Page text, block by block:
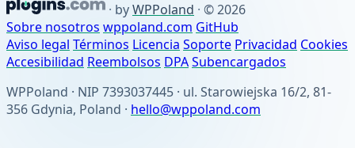
· byWPPoland · © 2026
Sobre nosotros wppoland.com GitHub
Aviso legal Términos Licencia Soporte Privacidad Cookies
Accesibilidad Reembolsos DPASubencargados
WPPoland · NIP 7393037445 · ul. Starowiejska 16/2, 81-
356 Gdynia, Poland · hello@wppoland.com